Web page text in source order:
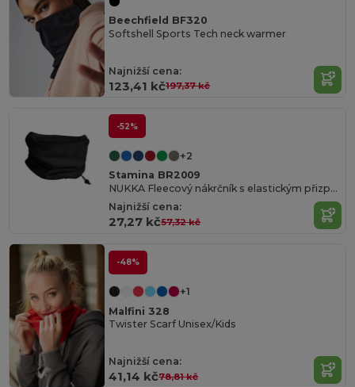
Beechfield BF320
Softshell Sports Tech neck warmer
Najnižší cena:
123,41 kč197,37 kč
-52%
+2
Stamina BR2009
NUKKA Fleecový nákrčník s elastickým přizpůsobením
Najnižší cena:
27,27 kč57,32 kč
-48%
+1
Malfini 328
Twister Scarf Unisex/Kids
Najnižší cena:
41,14 kč78,81 kč